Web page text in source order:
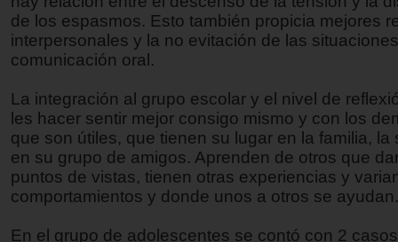
de los espasmos. Esto también propicia mejores
interpersonales y la no evitación de las
comunicación oral.
La integración al grupo escolar y el nivel de
les hacer sentir mejor consigo mismo y con los
que son útiles, que tienen su lugar en la familia, la
en su grupo de amigos. Aprenden de otros que
puntos de vistas, tienen otras experiencias y
comportamientos y donde unos a otros se ayudan.
En el grupo de adolescentes se contó con 2